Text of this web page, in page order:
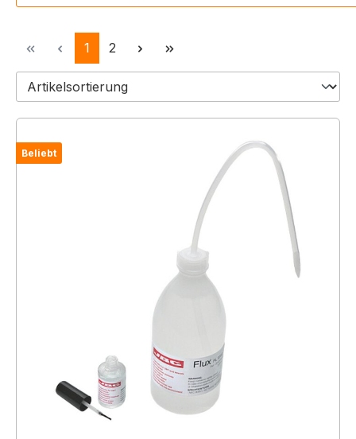
Seite
1 Seite
2
Beliebt